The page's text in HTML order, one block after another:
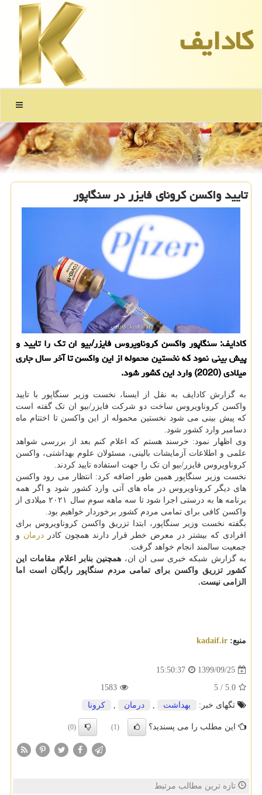
كادایف
منو
تایید واكسن كرونای فایزر در سنگاپور
کادایف: سنگاپور واکسن کروناویروس فایزر/بیو ان تک را تایید و
پیش بینی نمود که نخستین محموله از این واکسن تا آخر سال جاری
میلادی (2020) وارد این کشور شود.
به گزارش کادایف به نقل از ایسنا، نخست وزیر سنگاپور با تایید
واکسن کروناویروس ساخت دو شرکت فایزر/بیو ان تک گفته است
که پیش بینی می شود نخستین محموله از این واکسن تا اختتام ماه
دسامبر وارد کشور شود.
وی اظهار نمود: خرسند هستم که اعلام کنم بعد از بررسی شواهد
علمی و اطلاعات آزمایشات بالینی، مسئولان علوم بهداشتی، واکسن
کروناویروس فایزر/بیو ان تک را جهت استفاده تایید کردند.
نخست وزیر سنگاپور همین طور اضافه کرد: انتظار می رود واکسن
های دیگر کروناویروس در ماه های آتی وارد کشور شود و اگر همه
برنامه ها به درستی اجرا شود تا سه ماهه سوم سال ۲۰۲۱ میلادی از
واکسن کافی برای تمامی مردم کشور برخوردار خواهیم بود.
بگفته نخست وزیر سنگاپور، ابتدا تزریق واکسن کروناویروس برای
افرادی که بیشتر در معرض خطر قرار دارند همچون کادردرمان و
جمعیت سالمند انجام خواهد گرفت.
به گزارش شبکه خبری سی ان ان، همچنین بنابر اعلام مقامات این
کشور تزریق واکسن برای تمامی مردم سنگاپور رایگان است اما
الزامی نیست.
منبع: kadaif.ir
1399/09/25
15:50:37
5.0
/
5
1583
تگهای خبر:
بهداشت , درمان , كرونا
این مطلب را می پسندید؟ (1)
(0)
تازه ترین مطالب مرتبط